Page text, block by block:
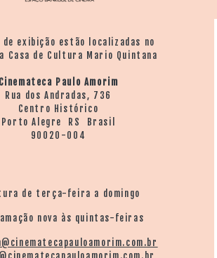
de exibição estão localizadas no
Casa de Cultura Mario Quintana
Cinemateca Paulo Amorim
Rua dos Andradas, 736
Centro Histórico
Porto Alegre RS Brasil
90020-004
de terça-feira a domingo
nova às quintas-feiras